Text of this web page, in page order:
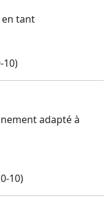
en tant
10)
adapté à
10)